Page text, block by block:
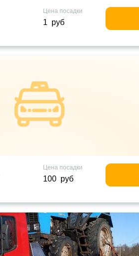
Цена посадки
1 руб
Цена посадки
100 руб